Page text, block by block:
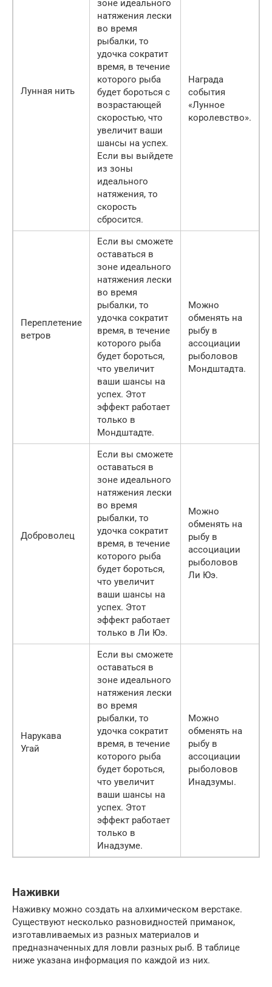
Лунная нить
зоне идеального
натяжения лески
во время
рыбалки, то
удочка сократит
время, в течение
которого рыба
будет бороться с
возрастающей
скоростью, что
увеличит ваши
шансы на успех.
Если вы выйдете
из зоны
идеального
натяжения, то
скорость
сбросится.
Награда
события
«Лунное
королевство».
Переплетение
ветров
Если вы сможете
оставаться в
зоне идеального
натяжения лески
во время
рыбалки, то
удочка сократит
время, в течение
которого рыба
будет бороться,
что увеличит
ваши шансы на
успех. Этот
эффект работает
только в
Мондштадте.
Можно
обменять на
рыбу в
ассоциации
рыболовов
Мондштадта.
Доброволец
Если вы сможете
оставаться в
зоне идеального
натяжения лески
во время
рыбалки, то
удочка сократит
время, в течение
которого рыба
будет бороться,
что увеличит
ваши шансы на
успех. Этот
эффект работает
только в Ли Юэ.
Можно
обменять на
рыбу в
ассоциации
рыболовов
Ли Юэ.
Нарукава
Угай
Если вы сможете
оставаться в
зоне идеального
натяжения лески
во время
рыбалки, то
удочка сократит
время, в течение
которого рыба
будет бороться,
что увеличит
ваши шансы на
успех. Этот
эффект работает
только в
Инадзуме.
Можно
обменять на
рыбу в
ассоциации
рыболовов
Инадзумы.
Наживки
Наживку можно создать на алхимическом верстаке.
Существуют несколько разновидностей приманок,
изготавливаемых из разных материалов и
предназначенных для ловли разных рыб. В таблице
ниже указана информация по каждой из них.